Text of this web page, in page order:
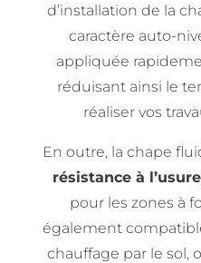
d’installation de la
caractère auto-
appliquée
réduisant ainsi le
réaliser vos
En outre, la chape
résistance à l’usure
pour les zones à
également
chauffage par le sol,